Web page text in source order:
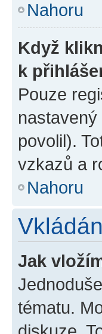
Nahoru
Když
k
Pouze
povolil).
vzkazů a
Nahoru
Jak
tématu.